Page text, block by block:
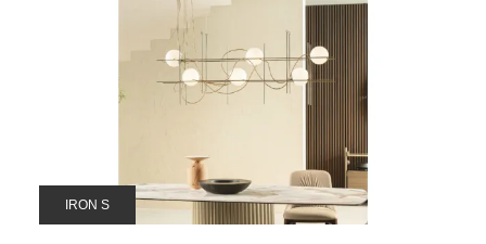
IRON S